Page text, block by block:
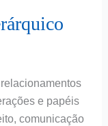
e papéis
comunicação